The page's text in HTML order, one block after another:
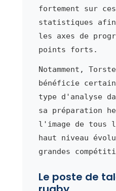
fortement sur
statistiques
les axes de
points forts.
Notamment,
bénéficie
type d'analyse
sa préparation
l'image de tous
haut niveau
grandes
Le poste de